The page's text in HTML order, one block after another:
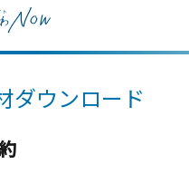
ダウンロード